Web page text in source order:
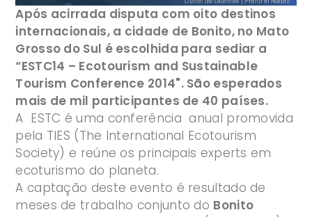
Após acirrada disputa com oito destinos
internacionais, a cidade de Bonito, no Mato
Grosso do Sul é escolhida para sediar a
“ESTC14 – Ecotourism and Sustainable
Tourism Conference 2014". São esperados
mais de mil participantes de 40 países.
A ESTC é uma conferência anual promovida
pela TIES (The International Ecotourism
Society) e reúne os principais experts em
ecoturismo do planeta.
A captação deste evento é resultado de
meses de trabalho conjunto do Bonito